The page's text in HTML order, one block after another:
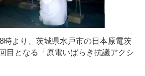
より、茨城県水戸市の日本原電茨
目となる「原電いばらき抗議アクシ